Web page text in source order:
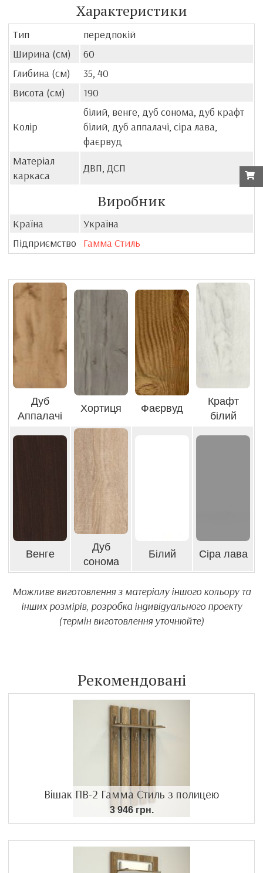
Характеристики
Тип
передпокій
Ширина (см)
60
Глибина (см)
35, 40
Висота (см)
190
Колір
білий, венге, дуб сонома, дуб крафт
білий, дуб аппалачі, сіра лава,
фаєрвуд
Матеріал
каркаса
ДВП, ДСП
Виробник
Країна
Україна
Підприємство
Гамма Стиль
Дуб
Аппалачі
Хортиця Фаєрвуд
Крафт
білий
Венге
Дуб
сонома
Білий Сіра лава
Можливе виготовлення з матеріалу іншого кольору та
інших розмірів, розробка індивідуального проекту
(термін виготовлення уточнюйте)
Рекомендовані
Вішак ПВ-2 Гамма Стиль з полицею
3 946 грн.